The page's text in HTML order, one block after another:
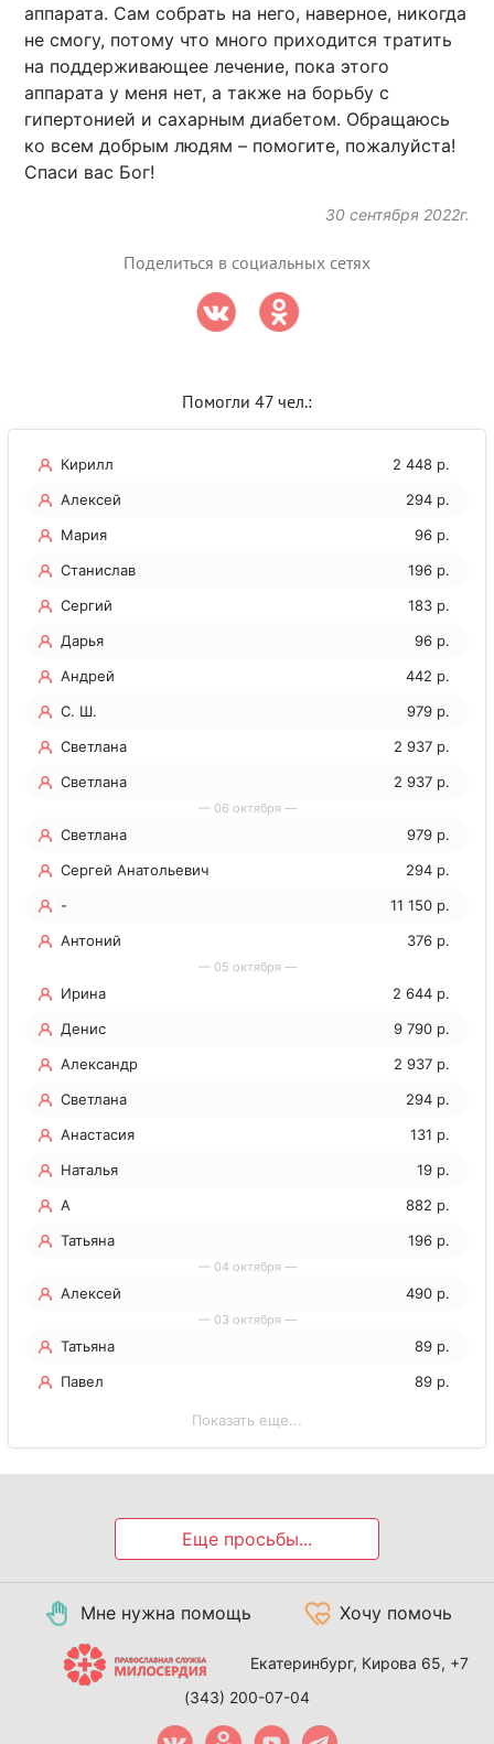
аппарата. Сам собрать на него, наверное, никогда
не смогу, потому что много приходится тратить
на поддерживающее лечение, пока этого
аппарата у меня нет, а также на борьбу с
гипертонией и сахарным диабетом. Обращаюсь
ко всем добрым людям – помогите, пожалуйста!
Спаси вас Бог!
30 сентября 2022г.
Поделиться в социальных сетях
Помогли 47 чел.:
Кирилл
2 448 р.
Алексей
294 р.
Мария
96 р.
Станислав
196 р.
Сергий
183 р.
Дарья
96 р.
Андрей
442 р.
С. Ш.
979 р.
Светлана
2 937 р.
Светлана
2 937 р.
— 06 октября —
Светлана
979 р.
Сергей Анатольевич
Феттих
294 р.
-
11 150 р.
Антоний
376 р.
— 05 октября —
Ирина
2 644 р.
Денис
9 790 р.
Александр
2 937 р.
Светлана
294 р.
Анастасия
131 р.
Наталья
19 р.
А
882 р.
Татьяна
196 р.
— 04 октября —
Алексей 490 р.
— 03 октября —
Татьяна
89 р.
Павел
89 р.
Показать еще...
Еще просьбы...
Мне нужна помощь Хочу помочь
Екатеринбург, Кирова 65, +7
(343) 200-07-04